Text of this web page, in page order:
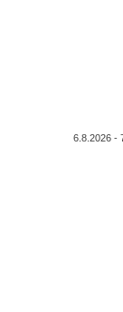
6.8.2026 -